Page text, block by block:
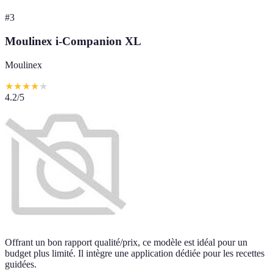
#3
Moulinex i-Companion XL
Moulinex
★★★★★
4.2/5
Offrant un bon rapport qualité/prix, ce modèle est idéal pour un
budget plus limité. Il intègre une application dédiée pour les recettes
guidées.